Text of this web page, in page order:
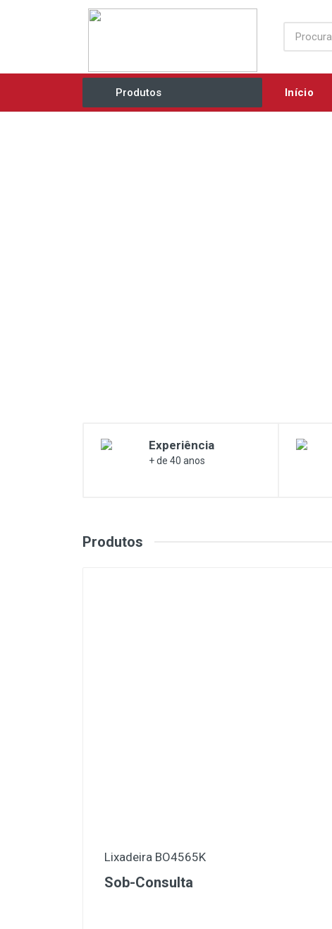
Produtos Início
Experiência
+ de 40 anos
Produtos
Lixadeira BO4565K
Sob-Consulta